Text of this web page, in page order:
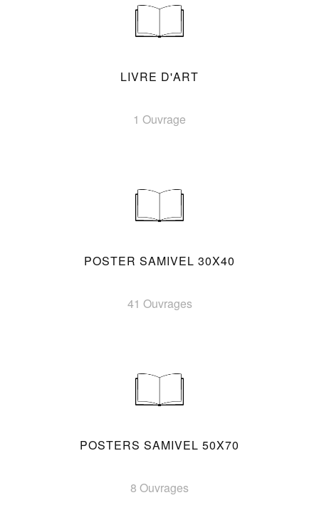
LIVRE D'ART
1 Ouvrage
POSTER SAMIVEL 30X40
41 Ouvrages
POSTERS SAMIVEL 50X70
8 Ouvrages